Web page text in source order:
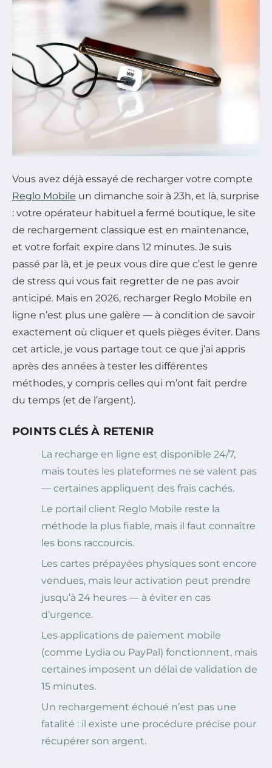
Vous avez déjà essayé de recharger votre compte
Reglo Mobile un dimanche soir à 23h, et là, surprise
: votre opérateur habituel a fermé boutique, le site
de rechargement classique est en maintenance,
et votre forfait expire dans 12 minutes. Je suis
passé par là, et je peux vous dire que c’est le genre
de stress qui vous fait regretter de ne pas avoir
anticipé. Mais en 2026, recharger Reglo Mobile en
ligne n’est plus une galère — à condition de savoir
exactement où cliquer et quels pièges éviter. Dans
cet article, je vous partage tout ce que j’ai appris
après des années à tester les différentes
méthodes, y compris celles qui m’ont fait perdre
du temps (et de l’argent).
POINTS CLÉS À RETENIR
La recharge en ligne est disponible 24/7,
mais toutes les plateformes ne se valent pas
— certaines appliquent des frais cachés.
Le portail client Reglo Mobile reste la
méthode la plus fiable, mais il faut connaître
les bons raccourcis.
Les cartes prépayées physiques sont encore
vendues, mais leur activation peut prendre
jusqu’à 24 heures — à éviter en cas
d’urgence.
Les applications de paiement mobile
(comme Lydia ou PayPal) fonctionnent, mais
certaines imposent un délai de validation de
15 minutes.
Un rechargement échoué n’est pas une
fatalité : il existe une procédure précise pour
récupérer son argent.